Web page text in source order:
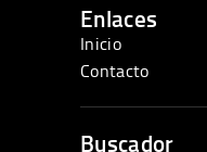
Enlaces
Inicio
Contacto
Buscador